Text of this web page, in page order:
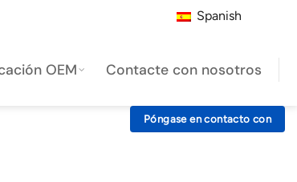
Spanish
OEM Contacte con nosotros
Póngase en contacto con